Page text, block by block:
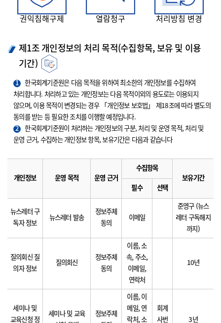
권익침해구제 열람청구 처리방침 변경
제1조 개인정보의 처리 목적(수집항목, 보유 및 이용
기간)
1
한국회계기준원은 다음 목적을 위하여 최소한의 개인정보를 수집하여
처리합니다. 처리하고 있는 개인정보는 다음 목적이외의 용도로는 이용되지
않으며, 이용 목적이 변경되는 경우 「개인정보 보호법」 제18조에 따라 별도의
동의를 받는 등 필요한 조치를 이행할 예정입니다.
2
한국회계기준원이 처리하는 개인정보의 구분, 처리 및 운영 목적, 처리 및
운영 근거, 수집하는 개인정보 항목, 보유기간은 다음과 같습니다
개인정보 운영 목적 운영 근거
수집항목
보유기간
필수
선택
뉴스레터 구
독자 정보
뉴스레터 발송
정보주체
동의
이메일
준영구 (뉴스
레터 구독해지
까지)
질의회신 질
의자 정보
질의회신
정보주체
동의
이름, 소
속, 주소,
이메일,
연락처
10년
세미나 및
교육신청 정
세미나 및 교육
정보주체
이름, 이
메일, 연
락처, 소
회계
사번
3년